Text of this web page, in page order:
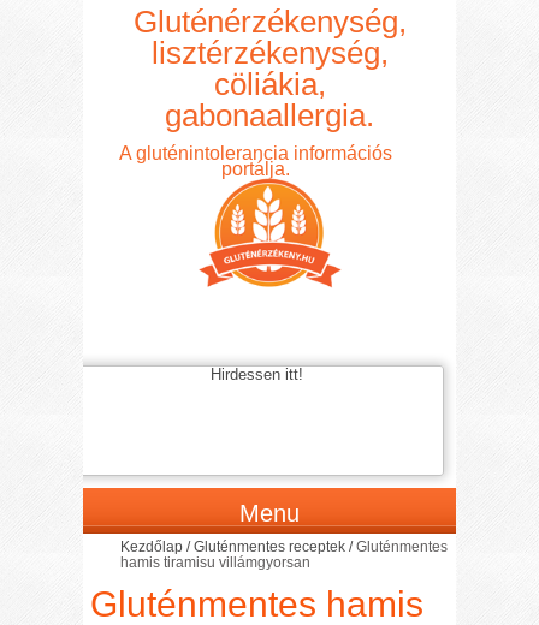
Gluténérzékenység,
lisztérzékenység,
cöliákia,
gabonaallergia.
A gluténintolerancia információs
portálja.
Hirdessen itt!
Menu
Kezdőlap /Gluténmentes receptek /Gluténmentes
hamis tiramisu villámgyorsan
Gluténmentes hamis